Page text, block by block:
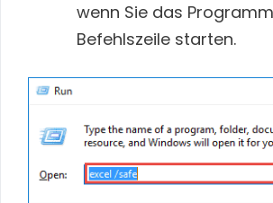
wenn Sie das
Befehlszeile starten.